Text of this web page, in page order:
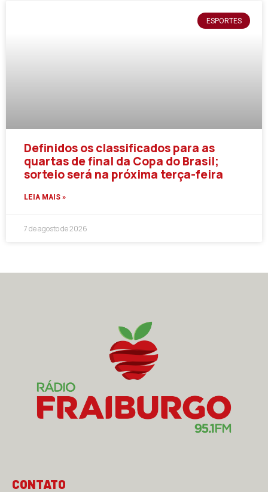
ESPORTES
Definidos os classificados para as
quartas de final da Copa do Brasil;
sorteio será na próxima terça-feira
LEIA MAIS »
7 de agosto de 2026
CONTATO